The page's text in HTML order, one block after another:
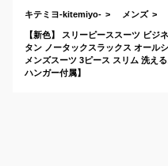
キテミヨ-kitemiyo- メンズ
【新色】 スリーピーススーツ ビジ
タン ノータックスラックス オール
メンズスーツ 3ピース スリム 洗え
ハンガー付属】